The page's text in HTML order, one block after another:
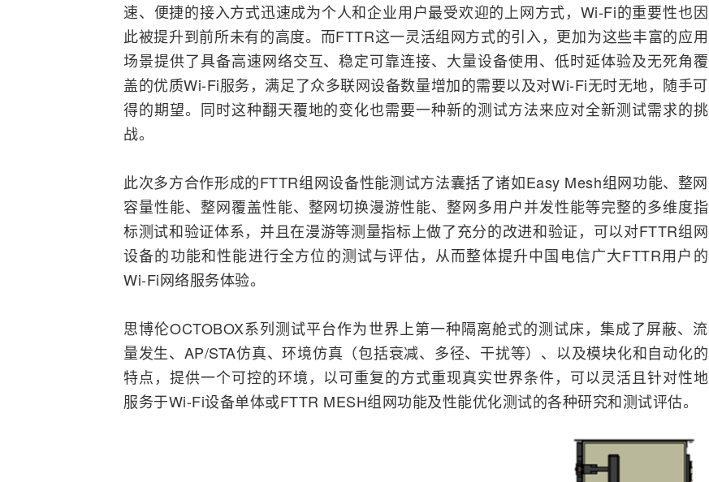
速、便捷的接入方式迅速成为个人和企业用户最受欢迎的上网方式，Wi-Fi的重要性也因
此被提升到前所未有的高度。而FTTR这一灵活组网方式的引入，更加为这些丰富的应用
场景提供了具备高速网络交互、稳定可靠连接、大量设备使用、低时延体验及无死角覆
盖的优质Wi-Fi服务，满足了众多联网设备数量增加的需要以及对Wi-Fi无时无地，随手可
得的期望。同时这种翻天覆地的变化也需要一种新的测试方法来应对全新测试需求的挑
战。
此次多方合作形成的FTTR组网设备性能测试方法囊括了诸如Easy Mesh组网功能、整网
容量性能、整网覆盖性能、整网切换漫游性能、整网多用户并发性能等完整的多维度指
标测试和验证体系，并且在漫游等测量指标上做了充分的改进和验证，可以对FTTR组网
设备的功能和性能进行全方位的测试与评估，从而整体提升中国电信广大FTTR用户的
Wi-Fi网络服务体验。
思博伦OCTOBOX系列测试平台作为世界上第一种隔离舱式的测试床，集成了屏蔽、流
量发生、AP/STA仿真、环境仿真（包括衰减、多径、干扰等）、以及模块化和自动化的
特点，提供一个可控的环境，以可重复的方式重现真实世界条件，可以灵活且针对性地
服务于Wi-Fi设备单体或FTTR MESH组网功能及性能优化测试的各种研究和测试评估。